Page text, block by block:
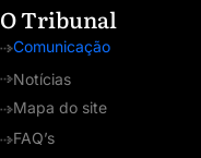
O Tribunal
Comunicação
Notícias
Mapa do site
FAQ’s